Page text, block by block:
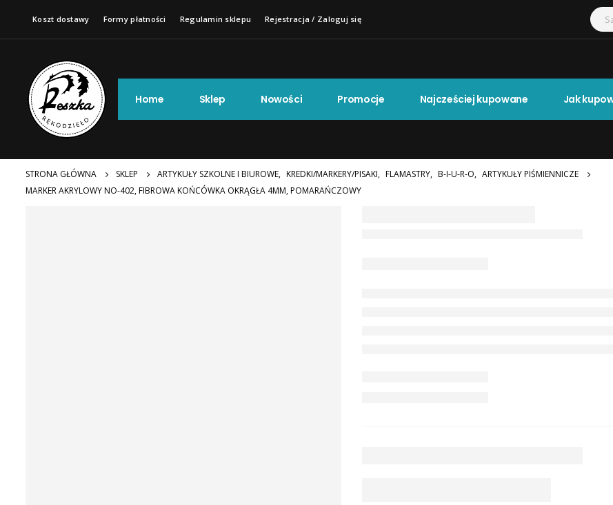
Koszt dostawy Formy płatności Regulamin sklepu Rejestracja / Zaloguj się
Home Sklep Nowości Promocje Najcześciej kupowane Jak
STRONA GŁÓWNA SKLEP ARTYKUŁY SZKOLNE I BIUROWE, KREDKI/MARKERY/PISAKI, FLAMASTRY, B-I-U-R-O, ARTYKUŁY PIŚMIENNICZE
MARKER AKRYLOWY NO-402, FIBROWA KOŃCÓWKA OKRĄGŁA 4MM, POMARAŃCZOWY